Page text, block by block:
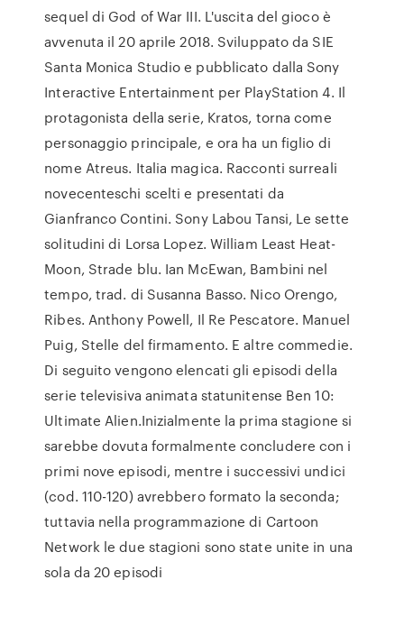
sequel di God of War III. L'uscita del gioco è
avvenuta il 20 aprile 2018. Sviluppato da SIE
Santa Monica Studio e pubblicato dalla Sony
Interactive Entertainment per PlayStation 4. Il
protagonista della serie, Kratos, torna come
personaggio principale, e ora ha un figlio di
nome Atreus. Italia magica. Racconti surreali
novecenteschi scelti e presentati da
Gianfranco Contini. Sony Labou Tansi, Le sette
solitudini di Lorsa Lopez. William Least Heat-
Moon, Strade blu. Ian McEwan, Bambini nel
tempo, trad. di Susanna Basso. Nico Orengo,
Ribes. Anthony Powell, Il Re Pescatore. Manuel
Puig, Stelle del firmamento. E altre commedie.
Di seguito vengono elencati gli episodi della
serie televisiva animata statunitense Ben 10:
Ultimate Alien.Inizialmente la prima stagione si
sarebbe dovuta formalmente concludere con i
primi nove episodi, mentre i successivi undici
(cod. 110-120) avrebbero formato la seconda;
tuttavia nella programmazione di Cartoon
Network le due stagioni sono state unite in una
sola da 20 episodi